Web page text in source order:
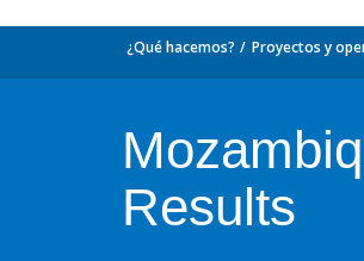
¿Qué hacemos? Proyectos y
Results